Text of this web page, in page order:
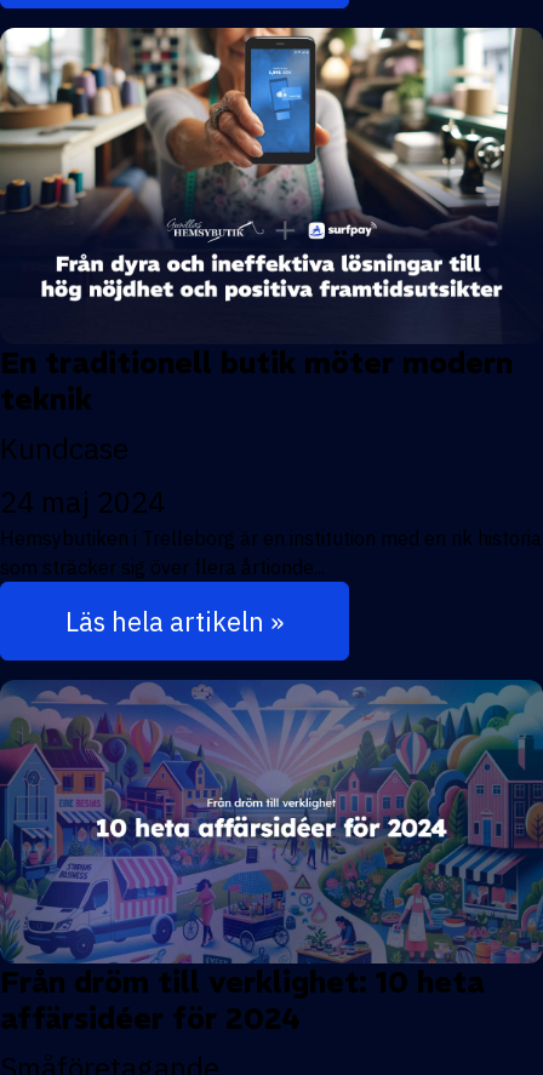
En traditionell butik möter modern
teknik
Kundcase
24 maj 2024
Hemsybutiken i Trelleborg är en institution med en rik historia
som sträcker sig över flera årtionde...
Läs hela artikeln »
Från dröm till verklighet: 10 heta
affärsidéer för 2024